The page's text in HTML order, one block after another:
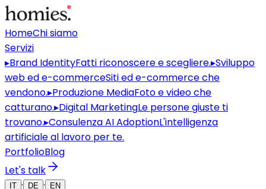
HomeChi siamo
Servizi
▸Brand IdentityFatti riconoscere e scegliere.▸Sviluppo
web ed e-commerceSiti ed e-commerce che
vendono.▸Produzione MediaFoto e video che
catturano.▸Digital MarketingLe persone giuste ti
trovano.▸Consulenza AI AdoptionL'intelligenza
artificiale al lavoro per te.
PortfolioBlog
Let's talk
IT · DE · EN